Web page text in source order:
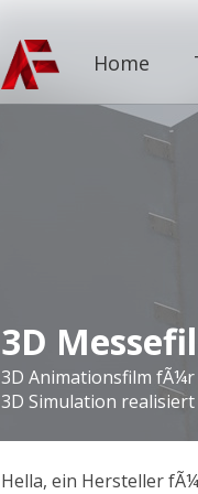
3D
3D Animationsfilm
3D Simulation
Hella, ein Hersteller
Home
3D
3D Animationsfilm
3D Simulation
Hella, ein Hersteller